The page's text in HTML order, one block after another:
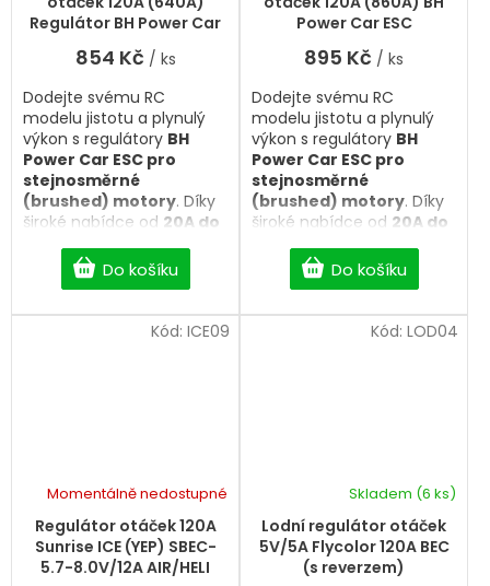
Regulátor BH Power Car
ESC
je
hvězdiček.
854 Kč / ks
Do košíku
Dodejte svému RC
modelu jistotu a plynulý
výkon s regulátory BH
Power Car ESC pro
stejnosměrné
(brushed) motory. Díky
široké nabídce od 20A do
, kompaktním
rozměrům a spolehlivé
elektronice jsou vhodné
. Vybrané
kvality a ceny.
Power Car ESC
895 Kč / ks
Do košíku
Dodejte svému RC
modelu jistotu a plynulý
výkon s regulátory BH
Power Car ESC pro
stejnosměrné
(brushed) motory. Díky
široké nabídce od 20A do
, kompaktním
rozměrům a spolehlivé
elektronice jsou vhodné
. Vybrané
kvality a ceny.
Regulátor otáček 120A
Sunrise ICE (YEP) SBEC-
5.7-8.0V/12A AIR/HELI
Momentálně nedostupné
Kód: ICE09
Lodní regulátor otáček
5V/5A Flycolor 120A BEC
(s reverzem)
Skladem (6 ks)
Kód: LOD04